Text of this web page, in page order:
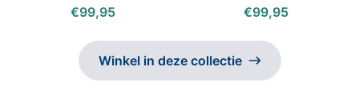
€99,95 €99,95
Winkel in deze collectie